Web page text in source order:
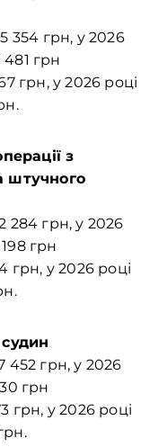
354 грн, у 2026
грн
грн, у 2026 році
з
штучного
284 грн, у 2026
грн
грн, у 2026 році
452 грн, у 2026
грн
грн, у 2026 році